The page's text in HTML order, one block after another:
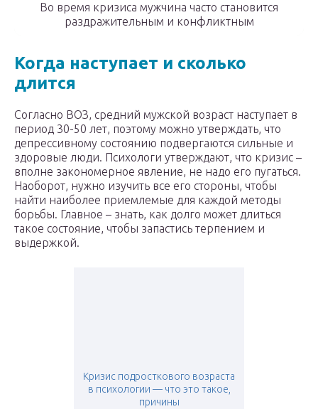
Во время кризиса мужчина часто становится
раздражительным и конфликтным
Когда наступает и сколько
длится
Согласно ВОЗ, средний мужской возраст наступает в
период 30-50 лет, поэтому можно утверждать, что
депрессивному состоянию подвергаются сильные и
здоровые люди. Психологи утверждают, что кризис –
вполне закономерное явление, не надо его пугаться.
Наоборот, нужно изучить все его стороны, чтобы
найти наиболее приемлемые для каждой методы
борьбы. Главное – знать, как долго может длиться
такое состояние, чтобы запастись терпением и
выдержкой.
Кризис подросткового возраста
в психологии — что это такое,
причины